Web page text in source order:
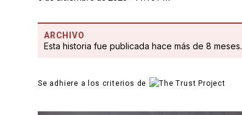
ARCHIVO
Esta historia fue publicada hace más de 8 meses.
Se adhiere a los criterios de